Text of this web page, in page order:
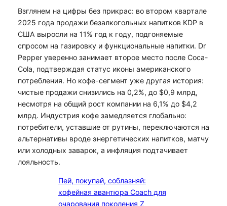
Взглянем на цифры без прикрас: во втором квартале
2025 года продажи безалкогольных напитков KDP в
США выросли на 11% год к году, подгоняемые
спросом на газировку и функциональные напитки. Dr
Pepper уверенно занимает второе место после Coca-
Cola, подтверждая статус иконы американского
потребления. Но кофе-сегмент уже другая история:
чистые продажи снизились на 0,2%, до $0,9 млрд,
несмотря на общий рост компании на 6,1% до $4,2
млрд. Индустрия кофе замедляется глобально:
потребители, уставшие от рутины, переключаются на
альтернативы вроде энергетических напитков, матчу
или холодных заварок, а инфляция подтачивает
лояльность.
Пей, покупай, соблазняй:
кофейная авантюра Coach для
очарования поколения Z